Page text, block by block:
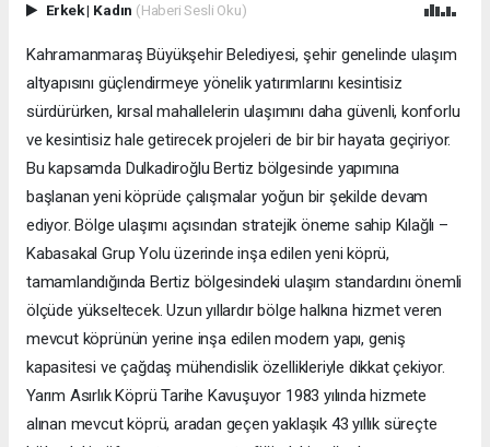
Erkek| Kadın (Haberi Sesli Oku)
Kahramanmaraş Büyükşehir Belediyesi, şehir genelinde ulaşım
altyapısını güçlendirmeye yönelik yatırımlarını kesintisiz
sürdürürken, kırsal mahallelerin ulaşımını daha güvenli, konforlu
ve kesintisiz hale getirecek projeleri de bir bir hayata geçiriyor.
Bu kapsamda Dulkadiroğlu Bertiz bölgesinde yapımına
başlanan yeni köprüde çalışmalar yoğun bir şekilde devam
ediyor. Bölge ulaşımı açısından stratejik öneme sahip Kılağlı –
Kabasakal Grup Yolu üzerinde inşa edilen yeni köprü,
tamamlandığında Bertiz bölgesindeki ulaşım standardını önemli
ölçüde yükseltecek. Uzun yıllardır bölge halkına hizmet veren
mevcut köprünün yerine inşa edilen modern yapı, geniş
kapasitesi ve çağdaş mühendislik özellikleriyle dikkat çekiyor.
Yarım Asırlık Köprü Tarihe Kavuşuyor 1983 yılında hizmete
alınan mevcut köprü, aradan geçen yaklaşık 43 yıllık süreçte